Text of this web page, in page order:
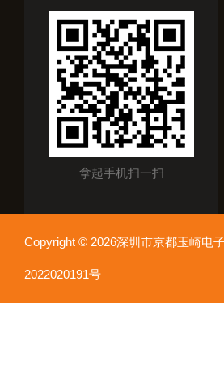
拿起手机扫一扫
Copyright © 2026深圳市京都玉崎
2022020191号